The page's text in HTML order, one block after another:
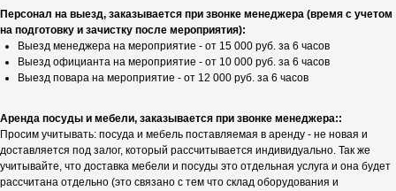
Персонал на выезд, заказывается при звонке менеджера (время с учетом
на подготовку и зачистку после мероприятия):
Выезд менеджера на мероприятие - от 15 000 руб. за 6 часов
Выезд официанта на мероприятие - от 10 000 руб. за 6 часов
Выезд повара на мероприятие - от 12 000 руб. за 6 часов
Аренда посуды и мебели, заказывается при звонке менеджера::
Просим учитывать: посуда и мебель поставляемая в аренду - не новая и
доставляется под залог, который рассчитывается индивидуально. Так же
учитывайте, что доставка мебели и посуды это отдельная услуга и она будет
рассчитана отдельно (это связано с тем что склад оборудования и